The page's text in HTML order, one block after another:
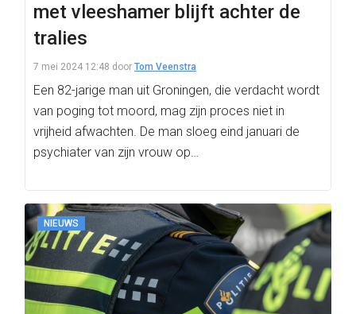
met vleeshamer blijft achter de
tralies
7 mei 2024 12:48 door Tom Veenstra
Een 82-jarige man uit Groningen, die verdacht wordt
van poging tot moord, mag zijn proces niet in
vrijheid afwachten. De man sloeg eind januari de
psychiater van zijn vrouw op…
NIEUWS